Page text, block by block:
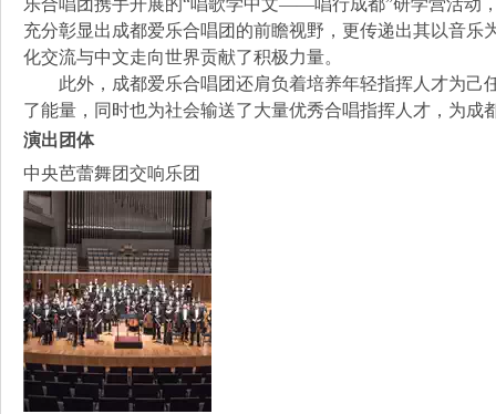
乐合唱团携手开展的“唱歌学中文——唱行成都”研学营活动
充分彰显出成都爱乐合唱团的前瞻视野，更传递出其以音乐
化交流与中文走向世界贡献了积极力量。
此外，成都爱乐合唱团还肩负着培养年轻指挥人才为己
了能量，同时也为社会输送了大量优秀合唱指挥人才，为成
演出团体
中央芭蕾舞团交响乐团